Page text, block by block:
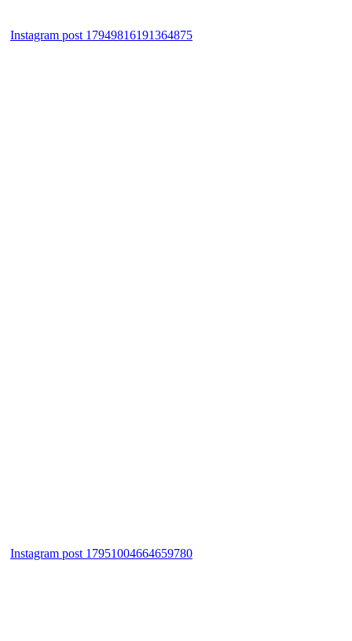
Instagram post 17949816191364875
Instagram post 17951004664659780